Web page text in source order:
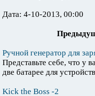
Дата: 4-10-2013, 00:00
Ручной генератор для
Представьте себе, что у
две батарее для
Kick the Boss -2